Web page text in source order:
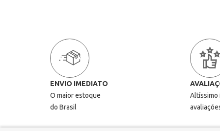
ENVIO IMEDIATO
O maior estoque
do Brasil
Altíssimo